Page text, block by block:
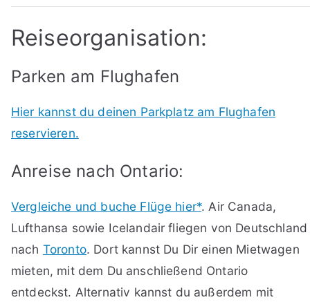
Reiseorganisation:
Parken am Flughafen
Hier kannst du deinen Parkplatz am Flughafen
reservieren.
Anreise nach Ontario:
Vergleiche und buche Flüge hier*. Air Canada,
Lufthansa sowie Icelandair fliegen von Deutschland
nach Toronto. Dort kannst Du Dir einen Mietwagen
mieten, mit dem Du anschließend Ontario
entdeckst. Alternativ kannst du außerdem mit